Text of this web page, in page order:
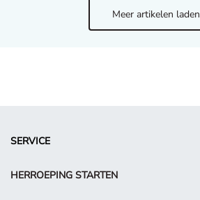
Meer artikelen laden
SERVICE
HERROEPING STARTEN